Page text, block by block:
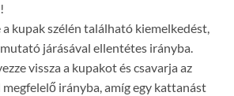
kupak szélén található kiemelkedést,
járásával ellentétes irányba.
vissza a kupakot és csavarja az
irányba, amíg egy kattanást